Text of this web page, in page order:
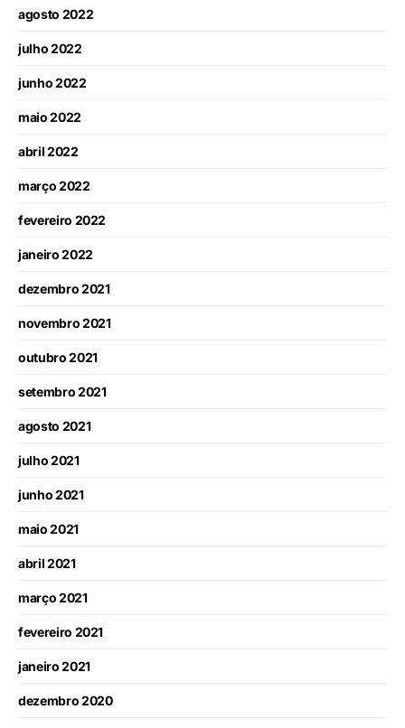
agosto 2022
julho 2022
junho 2022
maio 2022
abril 2022
março 2022
fevereiro 2022
janeiro 2022
dezembro 2021
novembro 2021
outubro 2021
setembro 2021
agosto 2021
julho 2021
junho 2021
maio 2021
abril 2021
março 2021
fevereiro 2021
janeiro 2021
dezembro 2020